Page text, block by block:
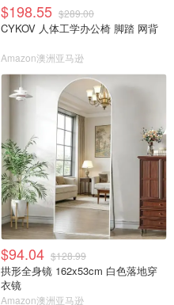
$198.55 $289.00
CYKOV 人体工学办公椅 脚踏 网背
Amazon澳洲亚马逊
$94.04 $128.99
拱形全身镜 162x53cm 白色落地穿
衣镜
Amazon澳洲亚马逊